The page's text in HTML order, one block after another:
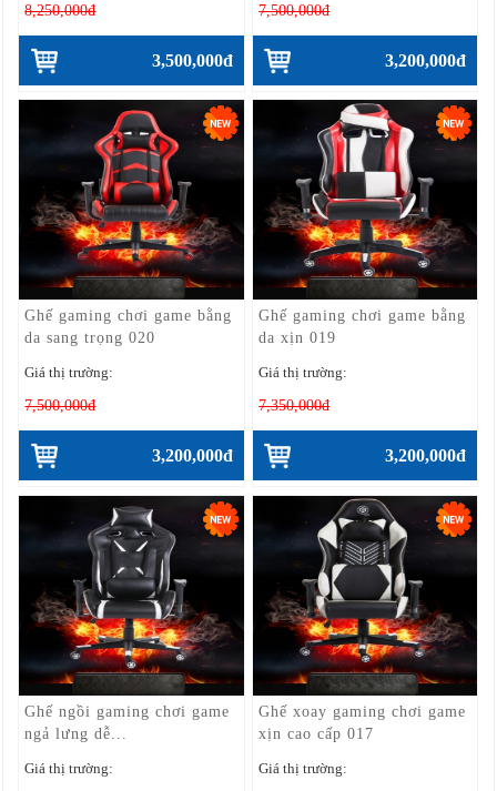
8,250,000đ
3,500,000đ
7,500,000đ
3,200,000đ
Ghế gaming chơi game bằng
da sang trọng 020
Giá thị trường:
7,500,000đ
3,200,000đ
Ghế gaming chơi game bằng
da xịn 019
Giá thị trường:
7,350,000đ
3,200,000đ
Ghế ngồi gaming chơi game
ngả lưng dễ...
Giá thị trường:
Ghế xoay gaming chơi game
xịn cao cấp 017
Giá thị trường: